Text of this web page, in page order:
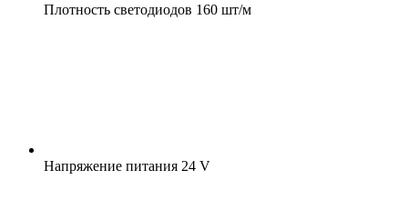
Плотность светодиодов 160 шт/м
Напряжение питания 24 V